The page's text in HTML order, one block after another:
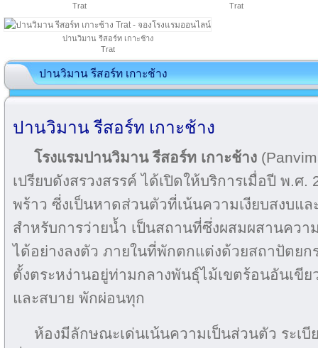
Trat
Trat
ปานวิมาน รีสอร์ท เกาะช้าง
Trat
ปานวิมาน รีสอร์ท เกาะช้าง
ปานวิมาน รีสอร์ท เกาะช้าง
โรงแรมปานวิมาน รีสอร์ท เกาะช้าง
เปรียบดังสรวงสรรค์ ได้เปิดให้บริการเมื่อปี พ.ศ
พร้าว ซี่งเป็นหาดส่วนตัวที่เน้นความเงียบสงบแล
สำหรับการว่ายน้ำ เป็นสถานที่ซึ่งผสมผสานคว
ได้อย่างลงตัว ภายในที่พักตกแต่งด้วยสถาปัตย
ตั้งตระหง่านอยู่ท่ามกลางพันธุ์ไม้เขตร้อนอันเขี
และสบาย พักผ่อนทุก
ห้องมีลักษณะเด่นเน้นความเป็นส่วนตัว ระเบี